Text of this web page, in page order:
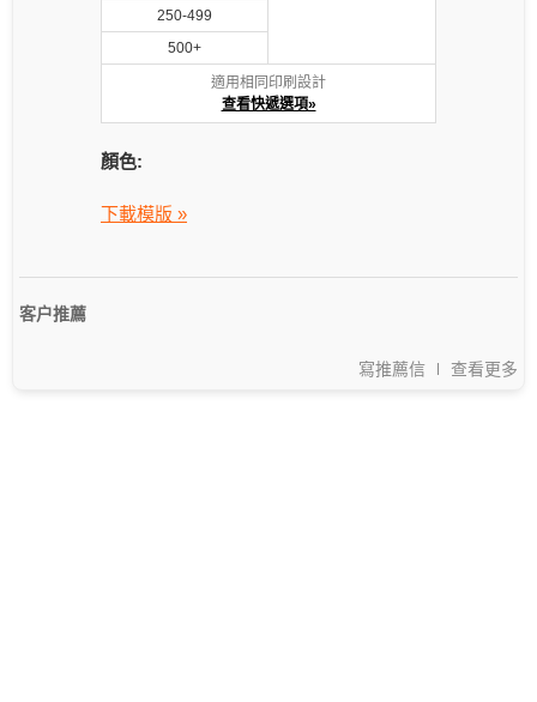
250-499
500+
適用相同印刷設計
查看快遞選項»
顏色:
下載模版 »
客户推薦
寫推薦信 查看更多